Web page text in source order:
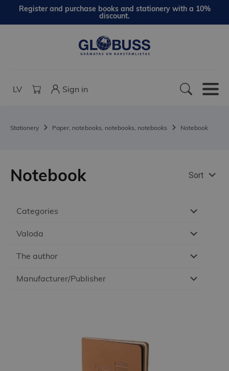
Register and purchase books and stationery with a 10%
discount.
LV Sign in
Stationery Paper, notebooks, notebooks, notebooks Notebook
Categories
Valoda
The author
Manufacturer/Publisher
Notebook Sort